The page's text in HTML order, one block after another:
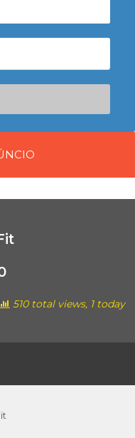
510 total views, 1 today